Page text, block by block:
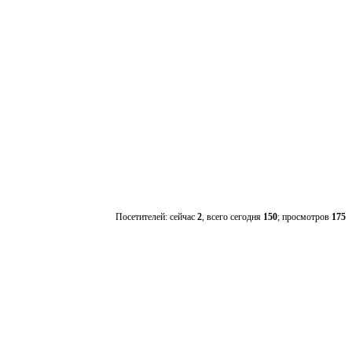
Посетителей: сейчас 2, всего сегодня 150; просмотров 175